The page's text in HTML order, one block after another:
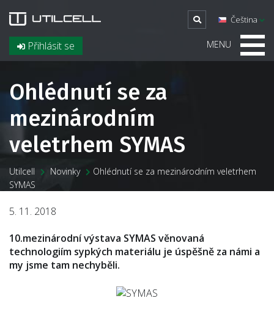
Přihlásit se
Čeština
MENU
Ohlédnutí se za
mezinárodním
veletrhem SYMAS
Utilcell Novinky
Ohlédnutí se za mezinárodním veletrhem
SYMAS
5. 11. 2018
10.mezinárodní výstava SYMAS věnovaná
technologiím sypkých materiálu je úspěšně za námi a
my jsme tam nechyběli.